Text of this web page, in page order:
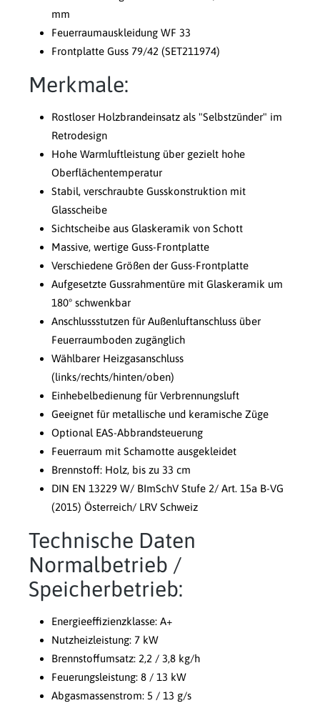
mm
Feuerraumauskleidung WF 33
Frontplatte Guss 79/42 (SET211974)
Merkmale:
Rostloser Holzbrandeinsatz als "Selbstzünder" im
Retrodesign
Hohe Warmluftleistung über gezielt hohe
Oberflächentemperatur
Stabil, verschraubte Gusskonstruktion mit
Glasscheibe
Sichtscheibe aus Glaskeramik von Schott
Massive, wertige Guss-Frontplatte
Verschiedene Größen der Guss-Frontplatte
Aufgesetzte Gussrahmentüre mit Glaskeramik um
180° schwenkbar
Anschlussstutzen für Außenluftanschluss über
Feuerraumboden zugänglich
Wählbarer Heizgasanschluss
(links/rechts/hinten/oben)
Einhebelbedienung für Verbrennungsluft
Geeignet für metallische und keramische Züge
Optional EAS-Abbrandsteuerung
Feuerraum mit Schamotte ausgekleidet
Brennstoff: Holz, bis zu 33 cm
DIN EN 13229 W/ BImSchV Stufe 2/ Art. 15a B-VG
(2015) Österreich/ LRV Schweiz
Technische Daten
Normalbetrieb /
Speicherbetrieb:
Energieeffizienzklasse: A+
Nutzheizleistung: 7 kW
Brennstoffumsatz: 2,2 / 3,8 kg/h
Feuerungsleistung: 8 / 13 kW
Abgasmassenstrom: 5 / 13 g/s